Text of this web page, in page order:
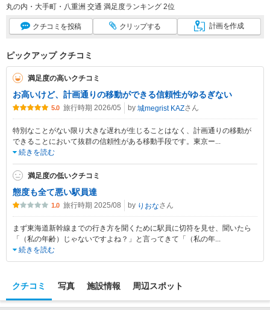
丸の内・大手町・八重洲 交通 満足度ランキング 2位
クチコミ を投稿 クリップする 計画を作成
ピックアップ クチコミ
満足度の高いクチコミ
お高いけど、計画通りの移動ができる信頼性がゆるぎない
5.0 旅行時期 2026/05 by 城megrist KAZさん
特別なことがない限り大きな遅れが生じることはなく、計画通りの移動が
できることにおいて抜群の信頼性がある移動手段です。東京ー...
続きを読む
満足度の低いクチコミ
態度も全て悪い駅員達
1.0 旅行時期 2025/08 by りおなさん
まず東海道新幹線までの行き方を聞くために駅員に切符を見せ、聞いたら
「（私の年齢）じゃないですよね？」と言ってきて「（私の年...
続きを読む
クチコミ 写真 施設情報 周辺スポット